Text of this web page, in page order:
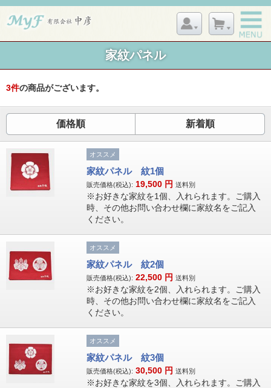
家紋パネル
3件の商品がございます。
価格順 新着順
オススメ
家紋パネル 紋1個
販売価格(税込): 19,500 円 送料別
※お好きな家紋を1個、入れられます。ご購入
時、その他お問い合わせ欄に家紋名をご記入
ください。
オススメ
家紋パネル 紋2個
販売価格(税込): 22,500 円 送料別
※お好きな家紋を2個、入れられます。ご購入
時、その他お問い合わせ欄に家紋名をご記入
ください。
オススメ
家紋パネル 紋3個
販売価格(税込): 30,500 円 送料別
※お好きな家紋を3個、入れられます。ご購入